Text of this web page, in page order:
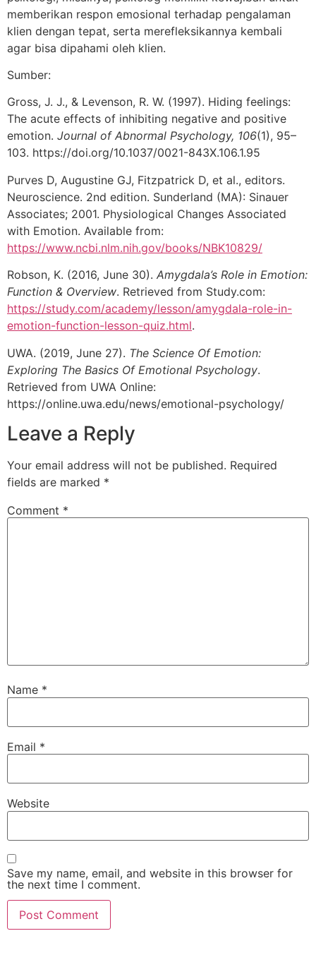
memberikan respon emosional terhadap pengalaman
klien dengan tepat, serta merefleksikannya kembali
agar bisa dipahami oleh klien.
Sumber:
Gross, J. J., & Levenson, R. W. (1997). Hiding feelings:
The acute effects of inhibiting negative and positive
emotion. Journal of Abnormal Psychology, 106(1), 95–
103. https://doi.org/10.1037/0021-843X.106.1.95
Purves D, Augustine GJ, Fitzpatrick D, et al., editors.
Neuroscience. 2nd edition. Sunderland (MA): Sinauer
Associates; 2001. Physiological Changes Associated
with Emotion. Available from:
https://www.ncbi.nlm.nih.gov/books/NBK10829/
Robson, K. (2016, June 30). Amygdala’s Role in Emotion:
Function & Overview. Retrieved from Study.com:
https://study.com/academy/lesson/amygdala-role-in-
emotion-function-lesson-quiz.html.
UWA. (2019, June 27). The Science Of Emotion:
Exploring The Basics Of Emotional Psychology.
Retrieved from UWA Online:
https://online.uwa.edu/news/emotional-psychology/
Leave a Reply
Your email address will not be published. Required
fields are marked *
Comment *
Name *
Email *
Website
Save my name, email, and website in this browser for
the next time I comment.